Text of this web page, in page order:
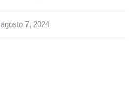
agosto 7, 2024